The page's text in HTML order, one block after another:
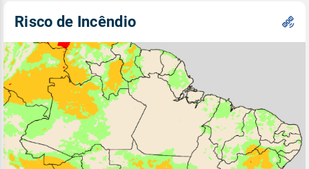
Risco de Incêndio